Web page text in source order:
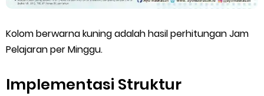
Kolom berwarna kuning adalah hasil perhitungan Jam
Pelajaran per Minggu.
Implementasi Struktur